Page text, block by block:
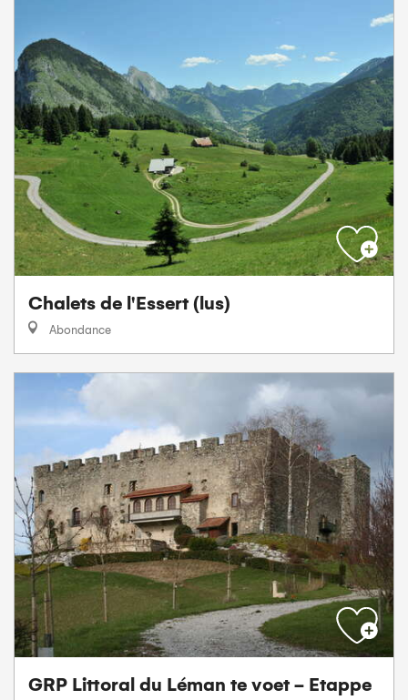
Chalets de l'Essert (lus)
Abondance
GRP Littoral du Léman te voet - Etappe